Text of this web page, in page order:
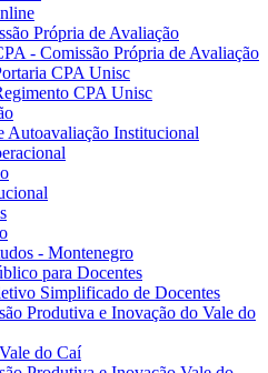
Própria de Avaliação
- Comissão Própria de Avaliação
CPA Unisc
CPA Unisc
Autoavaliação Institucional
- Montenegro
para Docentes
Simplificado de Docentes
Produtiva e Inovação do Vale do
do Caí